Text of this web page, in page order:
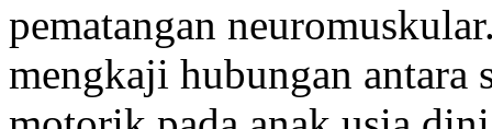
pematangan
mengkaji hubungan antara